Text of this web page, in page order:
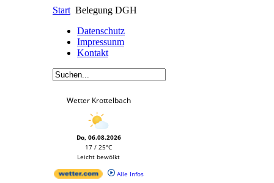
Start Belegung DGH
Datenschutz
Impressunm
Kontakt
Wetter Krottelbach
Do, 06.08.2026
17 / 25°C
Leicht bewölkt
Alle Infos